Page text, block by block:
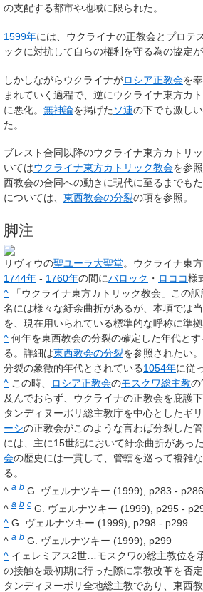
の支配する都市や地域に限られた。
1599年には、ウクライナの正教会とプロテ
ックに対抗して自らの権利を守る為の協定
しかしながらウクライナがロシア正教会を
まれていく過程で、逆にウクライナ東方カ
に悪化。 無神論を掲げた ソ連の下でも激し
た。
ブレスト合同以降のウクライナ東方カトリ
いてはウクライナ東方カトリック教会を参
西教会の合同への動きに現代に至るまでも
については、 東西教会の分裂の項を参照。
脚注
リヴィウの聖ユーラ大聖堂。ウクライナ東
1744年 - 1760年の間にバロック ・ ロココ様
^
「ウクライナ東方カトリック教会」この
名には様々な紆余曲折があるが、本項では
を、現在用いられている標準的な呼称に準拠
^ 何年を東西教会の分裂の確定した年代と
る。詳細は東西教会の分裂を参照されたい
分裂の象徴的年代とされている1054年に従
^ この時、 ロシア正教会のモスクワ総主教の
及んでおらず、ウクライナの正教会を庇護
タンディヌーポリ総主教庁を中心としたギ
ーシの正教会がこのような言わば分裂した
には、主に15世紀において紆余曲折があった
会の歴史には一貫して、管轄を巡って複雑
る。
^ a b G. ヴェルナツキー (1999), p283 - p286
^ a b c G. ヴェルナツキー (1999), p295 -
^ G. ヴェルナツキー (1999), p298 - p299
^ a b G. ヴェルナツキー (1999), p299
^ イェレミアス2世…モスクワの総主教位を
の接触を最初期に行った際に宗教改革を否
タンディヌーポリ全地総主教であり、東西